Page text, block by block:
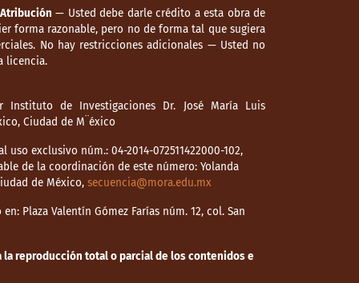
Atribución — Usted debe darle crédito a esta obra de
forma razonable, pero no de forma tal que sugiera
No hay restricciones adicionales — Usted no
licencia.
de Investigaciones Dr. José María Luis
Ciudad de M¨éxico
uso exclusivo núm.: 04-2014-072511422000-102,
de la coordinación de este número: Yolanda
de México, secuencia@mora.edu.mx
Plaza Valentín Gómez Farías núm. 12, col. San
reproducción total o parcial de los contenidos e